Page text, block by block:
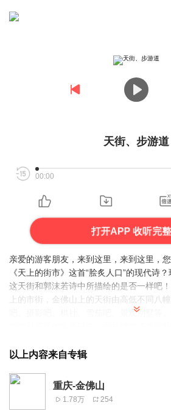
天街、步游道
00:00
打开APP 收听完
亲爱的游客朋友，来到这里，来到这里，
《天上的街市》这首“脍炙人口”的现代诗
这天街和郭沫若诗中所描绘的是否一样吧
上的市街，金佛山上的天街由高低不同八
吧、摄影吧、棋社、雪茄吧、景观别墅等
以上内容来自专辑
重庆-金佛山
1.78万 254